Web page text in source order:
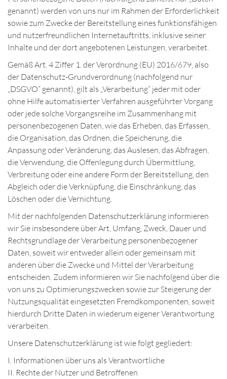
genannt) werden von uns nur im Rahmen der Erforderlichkeit
sowie zum Zwecke der Bereitstellung eines funktionsfähigen
und nutzerfreundlichen Internetauftritts, inklusive seiner
Inhalte und der dort angebotenen Leistungen, verarbeitet.
Gemäß Art. 4 Ziffer 1. der Verordnung (EU) 2016/679, also
der Datenschutz-Grundverordnung (nachfolgend nur
„DSGVO“ genannt), gilt als „Verarbeitung“ jeder mit oder
ohne Hilfe automatisierter Verfahren ausgeführter Vorgang
oder jede solche Vorgangsreihe im Zusammenhang mit
personenbezogenen Daten, wie das Erheben, das Erfassen,
die Organisation, das Ordnen, die Speicherung, die
Anpassung oder Veränderung, das Auslesen, das Abfragen,
die Verwendung, die Offenlegung durch Übermittlung,
Verbreitung oder eine andere Form der Bereitstellung, den
Abgleich oder die Verknüpfung, die Einschränkung, das
Löschen oder die Vernichtung.
Mit der nachfolgenden Datenschutzerklärung informieren
wir Sie insbesondere über Art, Umfang, Zweck, Dauer und
Rechtsgrundlage der Verarbeitung personenbezogener
Daten, soweit wir entweder allein oder gemeinsam mit
anderen über die Zwecke und Mittel der Verarbeitung
entscheiden. Zudem informieren wir Sie nachfolgend über die
von uns zu Optimierungszwecken sowie zur Steigerung der
Nutzungsqualität eingesetzten Fremdkomponenten, soweit
hierdurch Dritte Daten in wiederum eigener Verantwortung
verarbeiten.
Unsere Datenschutzerklärung ist wie folgt gegliedert:
I. Informationen über uns als Verantwortliche
II. Rechte der Nutzer und Betroffenen